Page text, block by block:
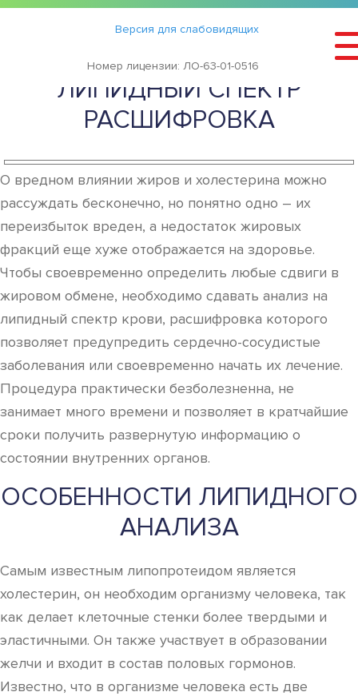
Версия для слабовидящих
Номер лицензии: ЛО-63-01-0516
Статьи ›
АНАЛИЗ КРОВИ НА
ЛИПИДНЫЙ СПЕКТР
РАСШИФРОВКА
О вредном влиянии жиров и холестерина можно
рассуждать бесконечно, но понятно одно – их
переизбыток вреден, а недостаток жировых
фракций еще хуже отображается на здоровье.
Чтобы своевременно определить любые сдвиги в
жировом обмене, необходимо сдавать анализ на
липидный спектр крови, расшифровка которого
позволяет предупредить сердечно-сосудистые
заболевания или своевременно начать их лечение.
Процедура практически безболезненна, не
занимает много времени и позволяет в кратчайшие
сроки получить развернутую информацию о
состоянии внутренних органов.
ОСОБЕННОСТИ ЛИПИДНОГО
АНАЛИЗА
Самым известным липопротеидом является
холестерин, он необходим организму человека, так
как делает клеточные стенки более твердыми и
эластичными. Он также участвует в образовании
желчи и входит в состав половых гормонов.
Известно, что в организме человека есть две